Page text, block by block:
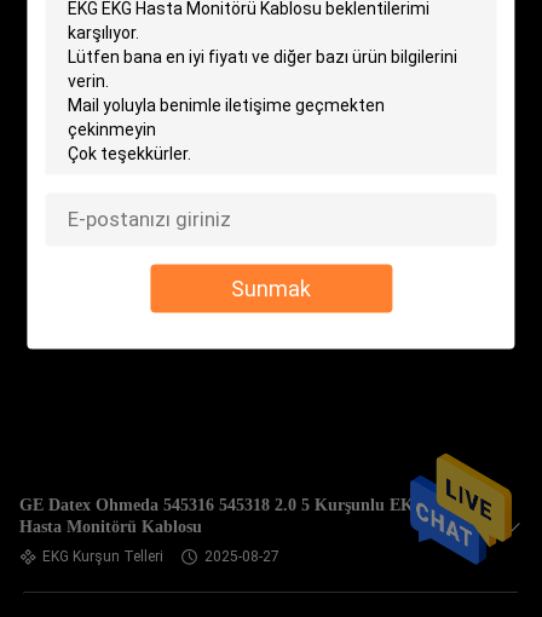
Sunmak
GE Datex Ohmeda 545316 545318 2.0 5 Kurşunlu EKG EKG
Hasta Monitörü Kablosu
EKG Kurşun Telleri 2025-08-27